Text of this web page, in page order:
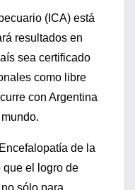
(ICA) está
resultados en
sea certificado
como libre
con Argentina
de la
que el logro de
sólo para